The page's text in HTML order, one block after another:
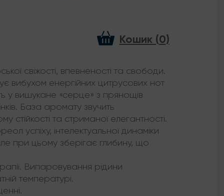
Кошик (0)
свіжості, впевненості та свободи.
вибухом енергійних цитрусових нот
у вишукане «серце» з прянощів
База аромату звучить
та стриманої елегантності.
успіху, інтелектуальної динаміки
при цьому зберігає глибину, що
Випаровування рідини
температурі.